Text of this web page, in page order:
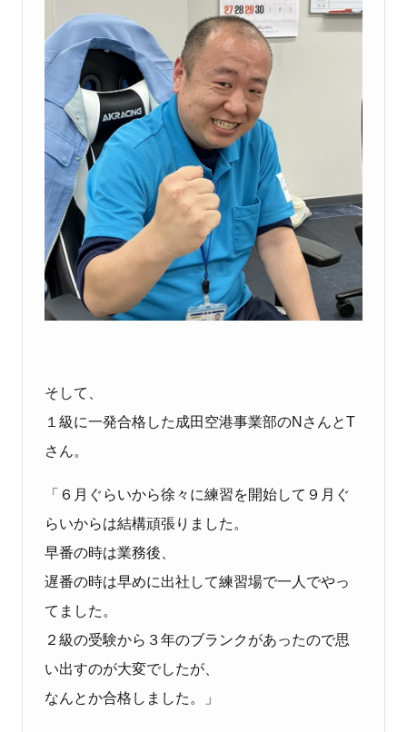
そして、
１級に一発合格した成田空港事業部のNさんとT
さん。
「６月ぐらいから徐々に練習を開始して９月ぐ
らいからは結構頑張りました。
早番の時は業務後、
遅番の時は早めに出社して練習場で一人でやっ
てました。
２級の受験から３年のブランクがあったので思
い出すのが大変でしたが、
なんとか合格しました。」